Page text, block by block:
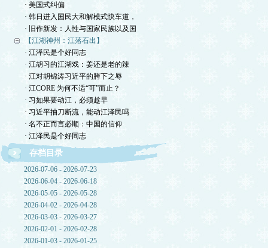
· 美国式纠偏
· 韩日进入国民大和解模式快车道，
· 旧作新发：人性与国家民族以及国
【江湖神州：江落石出】
· 江泽民是个好同志
· 江胡习的江湖戏：姜还是老的辣
· 江对胡锦涛习近平的胯下之辱
· 江CORE 为何不适“可”而止？
· 习如果要动江，必须趁早
· 习近平抽刀断流，能动江泽民吗
· 名不正而言必顺：中国的信仰
· 江泽民是个好同志
存档目录
2026-07-06 - 2026-07-23
2026-06-04 - 2026-06-18
2026-05-05 - 2026-05-28
2026-04-02 - 2026-04-28
2026-03-03 - 2026-03-27
2026-02-01 - 2026-02-28
2026-01-03 - 2026-01-25